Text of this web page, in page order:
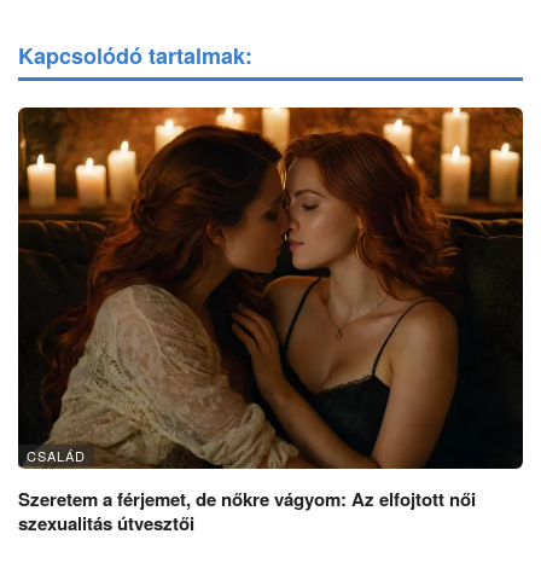
Kapcsolódó tartalmak:
CSALÁD
Szeretem a férjemet, de nőkre vágyom: Az elfojtott női
szexualitás útvesztői